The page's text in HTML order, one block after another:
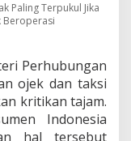
Paling Terpukul Jika
Beroperasi
Perhubungan
ojek dan taksi
kritikan tajam.
Indonesia
hal tersebut